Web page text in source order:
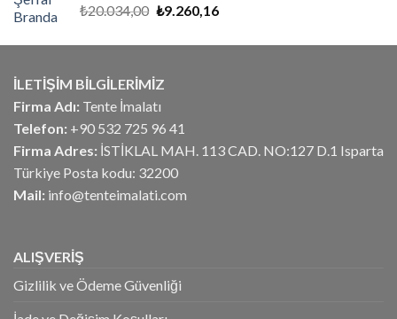
5 üzerinden
₺20.034,00 Orijinal
₺20.034,00.
₺9.260,16Şu
fiyat:
İLETİŞİM BİLGİLERİMİZ
Firma Adı: Tente İmalatı
Telefon: +90 532 725 96 41
Firma Adres: İSTİKLAL MAH. 113 CAD. NO:127 D.1 Isparta
Türkiye Posta kodu: 32200
Mail: info@tenteimalati.com
ALIŞVERİŞ
Gizlilik ve Ödeme Güvenliği